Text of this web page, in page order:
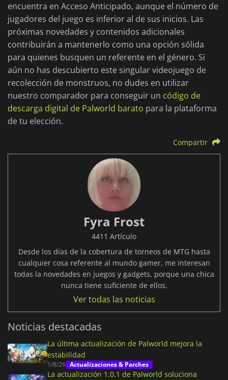
encuentra en Acceso Anticipado, aunque el número de
jugadores del juego es inferior al de sus inicios. Las
próximas novedades y contenidos adicionales
contribuirán a mantenerlo como una opción sólida
para quienes busquen un referente en el género. Si
aún no has descubierto este singular videojuego de
recolección de monstruos, no dudes en utilizar
nuestro comparador para conseguir un código de
descarga digital de Palworld barato para la plataforma
de tu elección.
Compartir
Fyra Frost
4411 Artículo
Desde los días de la cobertura de torneos de MTG hasta
cualquier cosa referente al mundo gamer, me interesan
todas la novedades en juegos y gadgets, porque una chica
nunca tiene suficiente de ellos.
Ver todas las noticias
Noticias destacadas
La última actualización de Palworld mejora la
estabilidad
1/8/26 Actualizaciones & Parches
La actualización 1.0.1 de Palworld soluciona